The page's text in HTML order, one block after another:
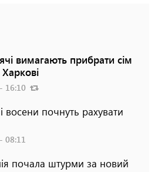
вимагають прибрати сім
16:10
восени почнуть рахувати
08:11
почала штурми за новий